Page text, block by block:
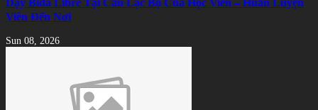
Viên Đến Nơi
Sun 08, 2026